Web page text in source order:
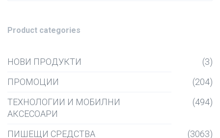
Product categories
НОВИ ПРОДУКТИ
(3)
ПРОМОЦИИ
(204)
ТЕХНОЛОГИИ И МОБИЛНИ
АКСЕСОАРИ
(494)
ПИШЕЩИ СРЕДСТВА (3063)